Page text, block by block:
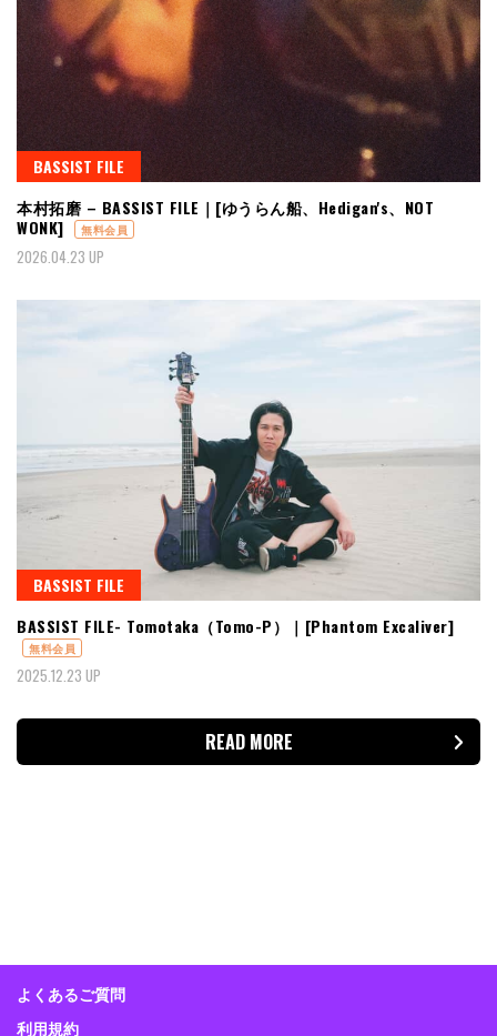
BASSIST FILE
本村拓磨 – BASSIST FILE｜[ゆうらん船、Hedigan's、NOT
WONK]
無料会員
2026.04.23 UP
BASSIST FILE
BASSIST FILE- Tomotaka（Tomo-P）｜[Phantom Excaliver]
無料会員
2025.12.23 UP
READ MORE
よくあるご質問
利用規約